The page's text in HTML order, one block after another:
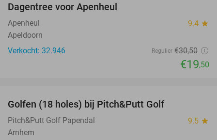
Dagentree voor Apenheul
Apenheul 9.4 star
Apeldoorn
Verkocht: 32.946
Regulier €30,50
€19,50
Golfen (18 holes) bij Pitch&Putt Golf
Pitch&Putt Golf Papendal 9.5 star
Arnhem